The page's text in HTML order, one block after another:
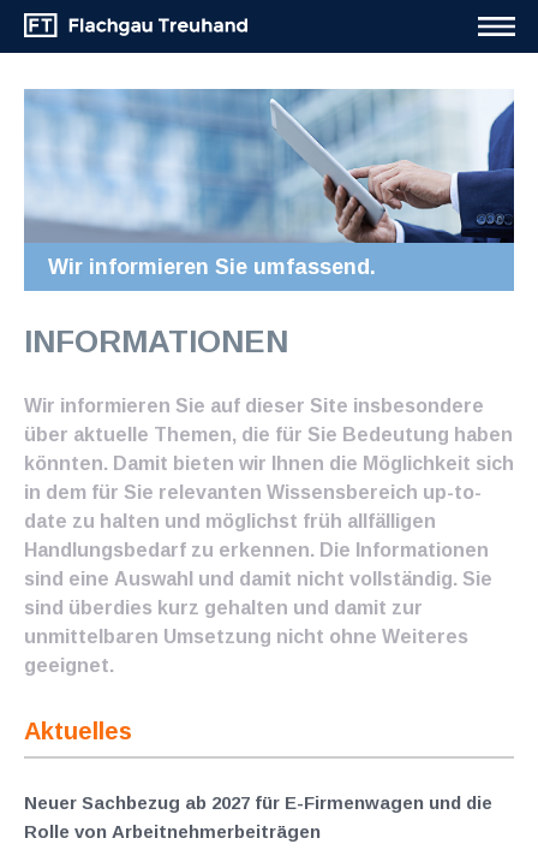
Wir informieren Sie umfassend.
INFORMATIONEN
Wir informieren Sie auf dieser Site insbesondere
über aktuelle Themen, die für Sie Bedeutung haben
könnten. Damit bieten wir Ihnen die Möglichkeit sich
in dem für Sie relevanten Wissensbereich up-to-
date zu halten und möglichst früh allfälligen
Handlungsbedarf zu erkennen. Die Informationen
sind eine Auswahl und damit nicht vollständig. Sie
sind überdies kurz gehalten und damit zur
unmittelbaren Umsetzung nicht ohne Weiteres
geeignet.
Aktuelles
Neuer Sachbezug ab 2027 für E-Firmenwagen und die
Rolle von Arbeitnehmer​­beiträgen